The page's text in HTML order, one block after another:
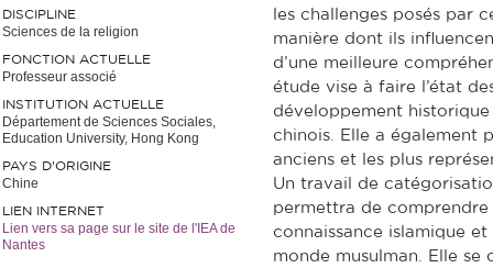
DISCIPLINE
Sciences de la religion
FONCTION ACTUELLE
Professeur associé
INSTITUTION ACTUELLE
Département de Sciences Sociales,
Education University, Hong Kong
PAYS D'ORIGINE
Chine
LIEN INTERNET
Lien vers sa page sur le site de l'IEA de
Nantes
les challenges posés par
manière dont ils
d’une meilleure
étude vise à faire l’état
développement historique
chinois. Elle a également
anciens et les plus
Un travail de
permettra de
connaissance islamique
monde musulman. Elle se